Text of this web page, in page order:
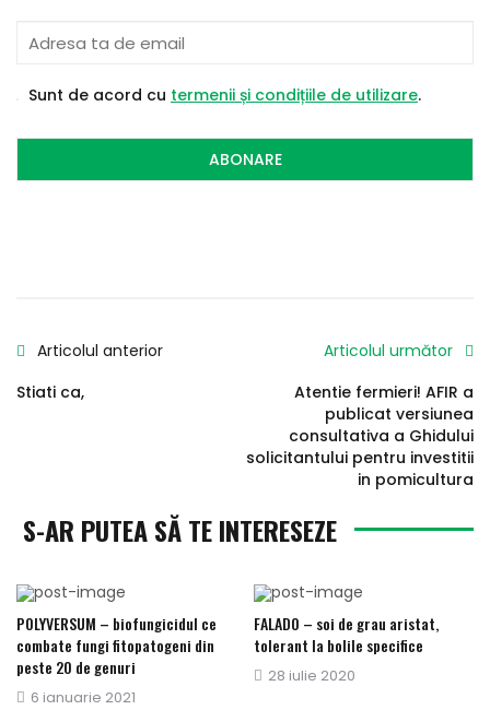
Sunt de acord cu termenii și condițiile de utilizare.
ABONARE
Articolul anterior
Stiati ca,
Articolul următor
Atentie fermieri! AFIR a
publicat versiunea
consultativa a Ghidului
solicitantului pentru investitii
in pomicultura
S-AR PUTEA SĂ TE INTERESEZE
POLYVERSUM – biofungicidul ce
combate fungi fitopatogeni din
peste 20 de genuri
Publicat
6 ianuarie 2021
FALADO – soi de grau aristat,
tolerant la bolile specifice
Publicat
28 iulie 2020